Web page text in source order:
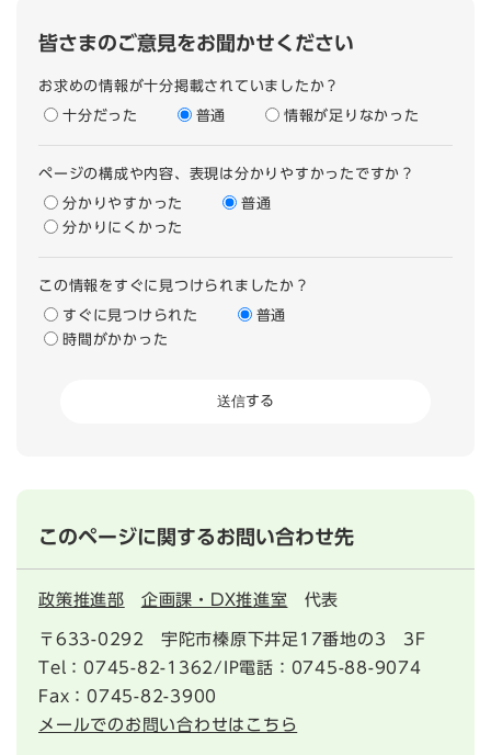
皆さまのご意見をお聞かせください
お求めの情報が十分掲載されていましたか？
十分だった 普通 情報が足りなかった
ページの構成や内容、表現は分かりやすかったですか？
分かりやすかった
普通
分かりにくかった
この情報をすぐに見つけられましたか？
すぐに見つけられた
普通
時間がかかった
このページに関するお問い合わせ先
政策推進部 企画課・DX推進室 代表
〒633-0292
宇陀市榛原下井足17番地の3 3F
Tel：0745-82-1362/IP電話：0745-88-9074
Fax：0745-82-3900
メールでのお問い合わせはこちら